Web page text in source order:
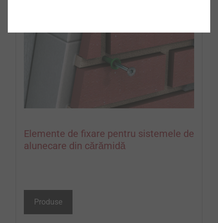
Elemente de fixare pentru sistemele de
alunecare din cărămidă
Produse